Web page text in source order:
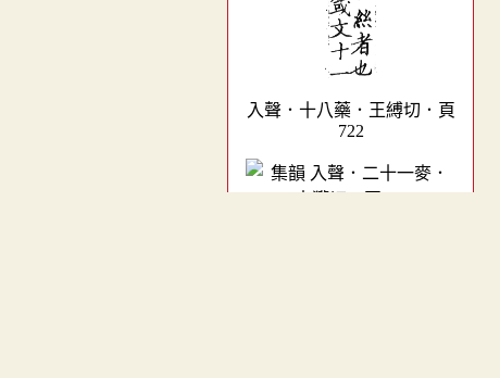
入聲．十八藥．王縛切．頁
722